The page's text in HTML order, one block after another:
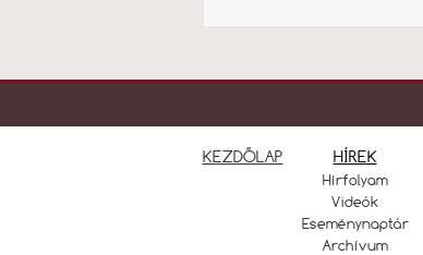
KEZDŐLAP HÍREK
Hírfolyam
Videók
Eseménynaptár
Archívum